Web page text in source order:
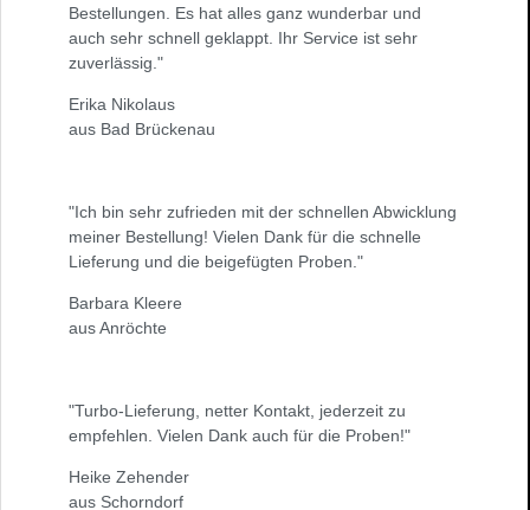
Bestellungen. Es hat alles ganz wunderbar und
auch sehr schnell geklappt. Ihr Service ist sehr
zuverlässig."
Erika Nikolaus
aus Bad Brückenau
"Ich bin sehr zufrieden mit der schnellen Abwicklung
meiner Bestellung! Vielen Dank für die schnelle
Lieferung und die beigefügten Proben."
Barbara Kleere
aus Anröchte
"Turbo-Lieferung, netter Kontakt, jederzeit zu
empfehlen. Vielen Dank auch für die Proben!"
Heike Zehender
aus Schorndorf